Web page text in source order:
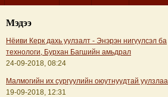
Мэдээ
Нёиви Керк дахь уулзалт - Энэрэн нигүүлсэл ба
технологи, Бурхан Багшийн амьдрал
24-09-2018, 08:24
Малмогийн их сургуулийн оюутнуудтай уулзлаа
19-09-2018, 12:31